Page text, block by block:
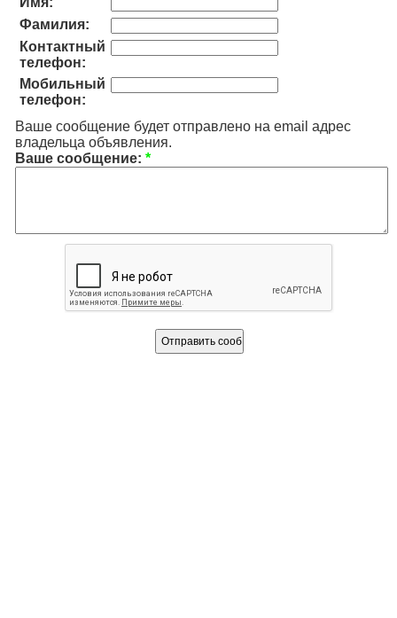
Фамилия:
Контактный
телефон:
Мобильный
телефон:
Ваше сообщение будет отправлено на email адрес
владельца объявления.
Ваше сообщение: *